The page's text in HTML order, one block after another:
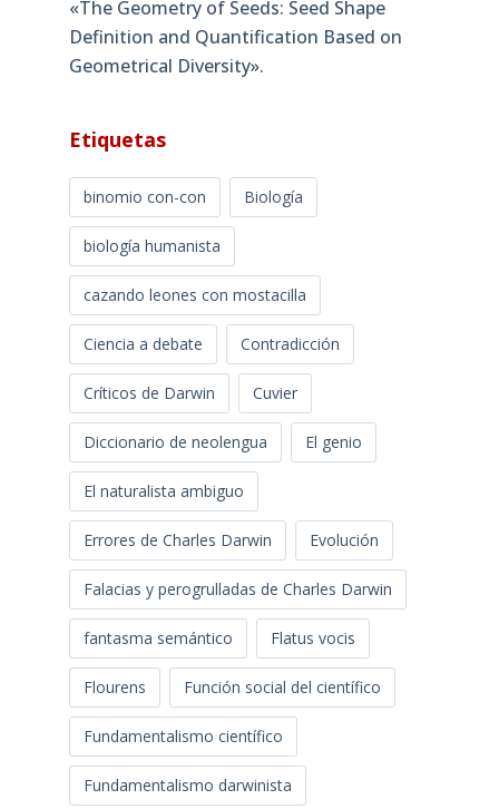
«The Geometry of Seeds: Seed Shape
Definition and Quantification Based on
Geometrical Diversity»​.
Etiquetas
binomio con-con Biología
biología humanista
cazando leones con mostacilla
Ciencia a debate Contradicción
Críticos de Darwin Cuvier
Diccionario de neolengua El genio
El naturalista ambiguo
Errores de Charles Darwin Evolución
Falacias y perogrulladas de Charles Darwin
fantasma semántico Flatus vocis
Flourens Función social del científico
Fundamentalismo científico
Fundamentalismo darwinista